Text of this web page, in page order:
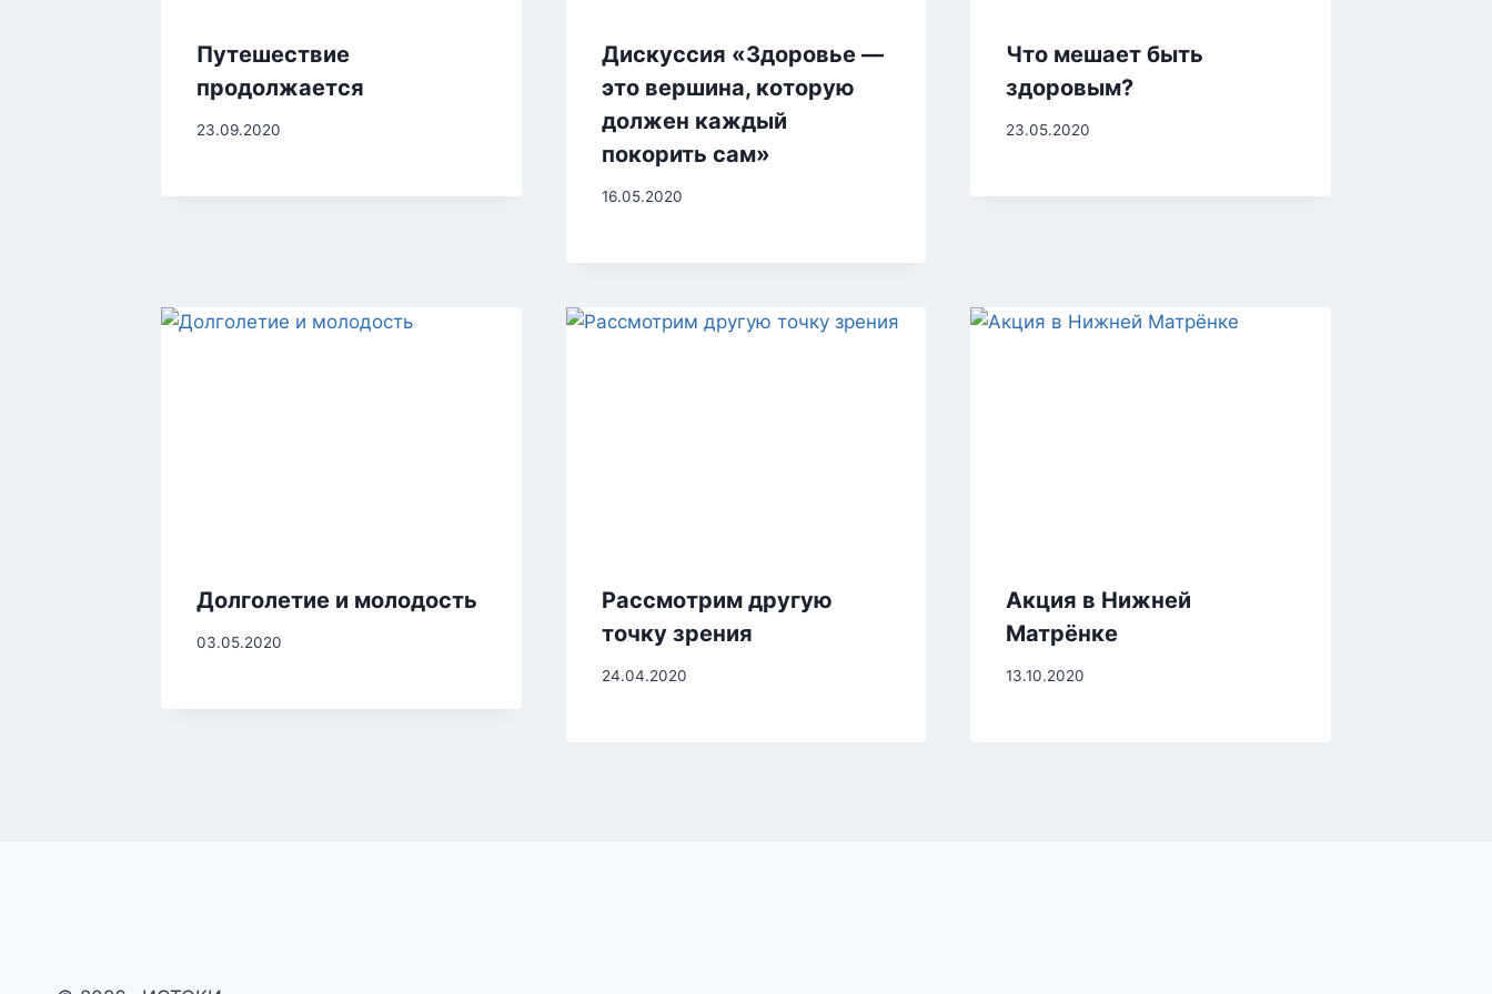
Путешествие
продолжается
23.09.2020
Дискуссия «Здоровье —
это вершина, которую
должен каждый
покорить сам»
16.05.2020
Что мешает быть
здоровым?
23.05.2020
Долголетие и молодость
03.05.2020
Рассмотрим другую
точку зрения
24.04.2020
Акция в Нижней
Матрёнке
13.10.2020